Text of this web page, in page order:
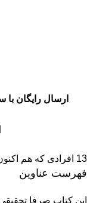
ارسال رایگان با
13 افرادی که هم
فهرست عناوین
این کتاب صرفا